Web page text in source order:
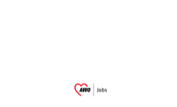
Garitz
(Ein Tochterunternehmen des
Bezirksverbandes